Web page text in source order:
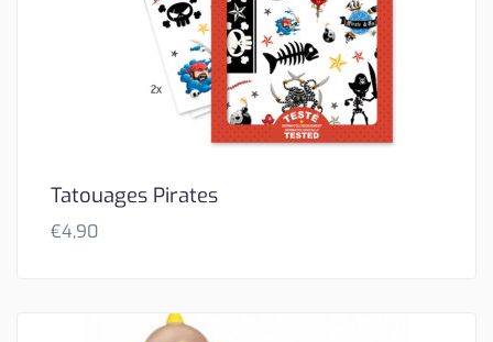
Tatouages Pirates
€4,90